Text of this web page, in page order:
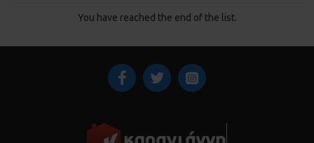
You have reached the end of the list.